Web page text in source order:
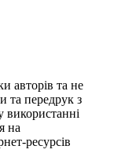
авторів та не
та передрук з
використанні
на
ресурсів